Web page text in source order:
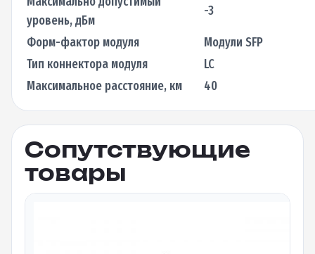
уровень, дБм
-3
Форм-фактор модуля
Модули SFP
Тип коннектора модуля
LC
Максимальное расстояние, км
40
Сопутствующие
товары